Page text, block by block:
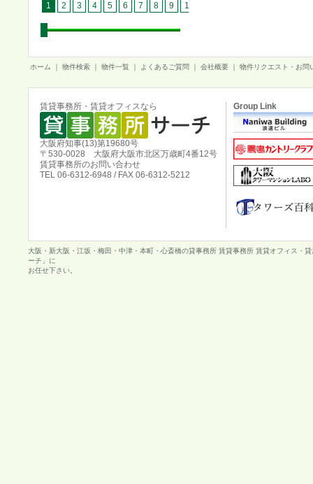
1 2 3 4 5 6 7 8 9 10
ホーム 物件検索 物件一覧 よくあるご質問 会社概要 物件リクエスト・お問
賃貸事務所・賃貸オフィスなら
大阪府知事(13)第19680号
〒530-0028 大阪府大阪市北区万歳町4番12号
賃貸事務所のお問い合わせ
TEL 06-6312-6948 / FAX 06-6312-5212
Group Link
大阪・新大阪・江坂・梅田・中津・本町・心斎橋の貸事務所 賃貸事務所 賃貸オフィス・
ーチ」に
お任せ下さい。